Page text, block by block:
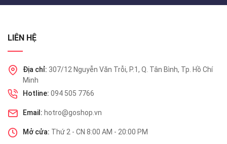
LIÊN HỆ
Địa chỉ: 307/12 Nguyễn Văn Trỗi, P.1, Q. Tân Bình, Tp. Hồ Chí
Minh
Hotline: 094 505 7766
Email: hotro@goshop.vn
Mở cửa: Thứ 2 - CN 8:00 AM - 20:00 PM